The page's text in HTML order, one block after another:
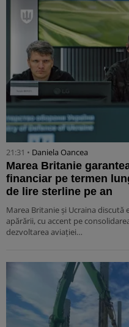
21:31 • Daniela Oancea
Marea Britanie
financiar pe termen
de lire sterline pe an
Marea Britanie și Ucraina
apărării, cu accent pe
dezvoltarea aviației…